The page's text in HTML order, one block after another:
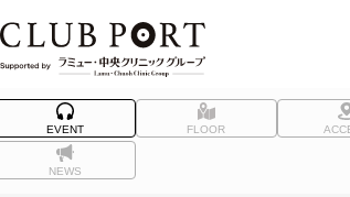
EVENT FLOOR
NEWS